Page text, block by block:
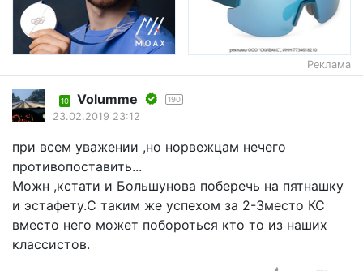
Реклама
10 Volumme 190
23.02.2019 23:12
при всем уважении ,но норвежцам нечего
противопоставить...
Можн ,кстати и Большунова поберечь на пятнашку
и эстафету.С таким же успехом за 2-3место КС
вместо него может побороться кто то из наших
классистов.